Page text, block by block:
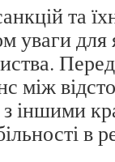
та
уваги для
між
з іншими
в